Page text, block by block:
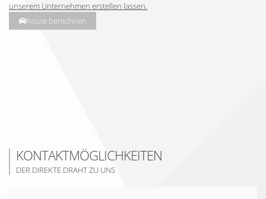
unserem Unternehmen erstellen lassen.
Route berechnen
KONTAKTMÖGLICHKEITEN
DER DIREKTE DRAHT ZU UNS